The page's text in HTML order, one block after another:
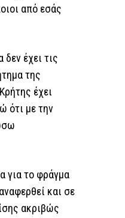
από εσάς
έχει τις
της
έχει
ότι με την
για το φράγμα
και σε
ακριβώς